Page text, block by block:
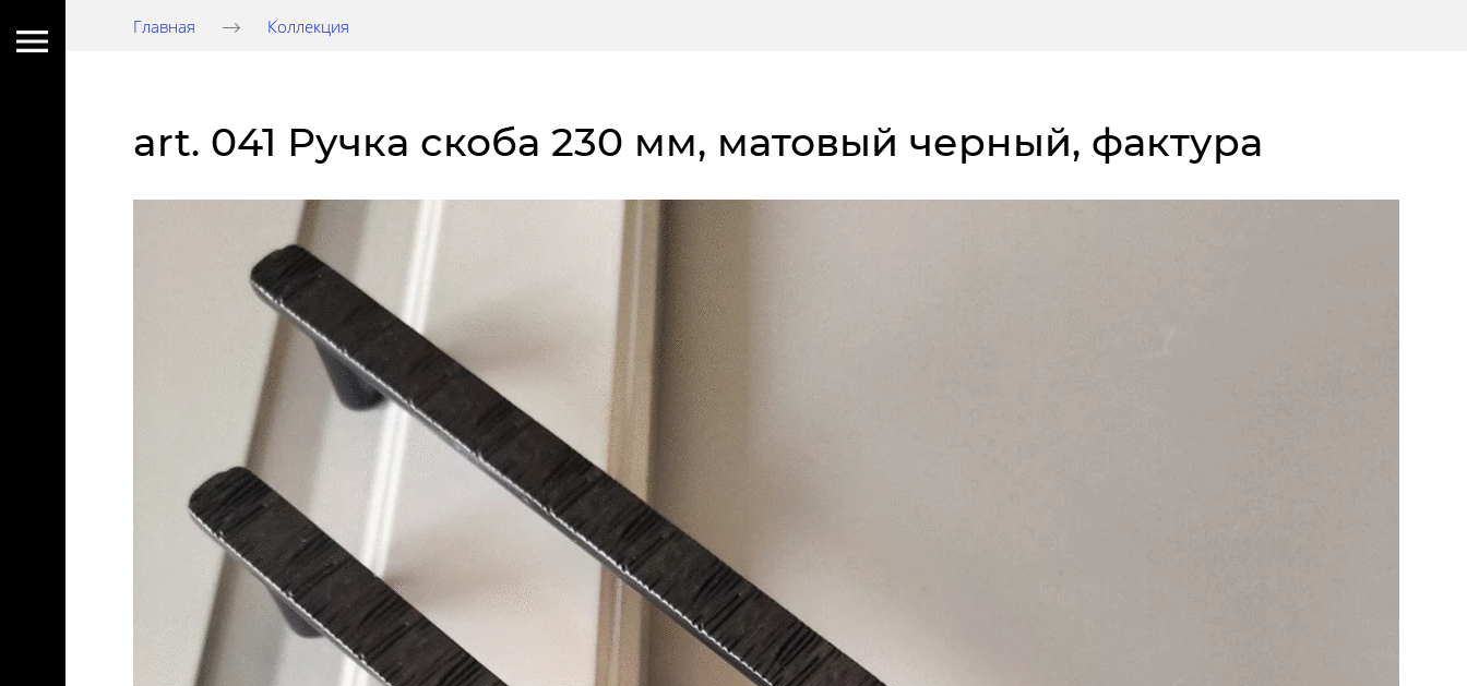
Главная Коллекция
art. 041 Ручка скоба 230 мм, матовый черный, фактура